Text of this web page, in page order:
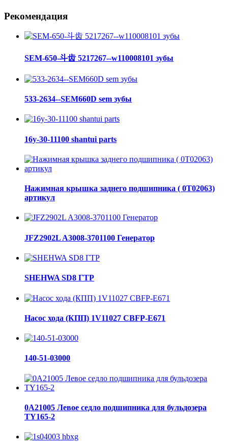
Рекомендация
SEM-650-斗齿 5217267--w110008101 зубы
533-2634--SEM660D sem зубы
16y-30-11100 shantui parts
Нажимная крышка заднего подшипника ( 0Т02063)
артикул
JFZ2902L A3008-3701100 Генератор
SHEHWA SD8 ГТР
Насос хода (КПП) 1V11027 CBFP-E671
140-51-03000
0A21005 Левое седло подшипника для бульдозера
TY165-2